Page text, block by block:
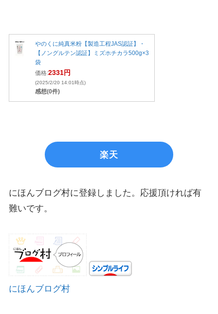
やのくに純真米粉【製造工程JAS認証】・
【ノングルテン認証】ミズホチカラ500g×3
袋
価格:2331円
(2025/2/20 14:01時点)
感想(0件)
楽天
にほんブログ村に登録しました。応援頂ければ有
難いです。
にほんブログ村